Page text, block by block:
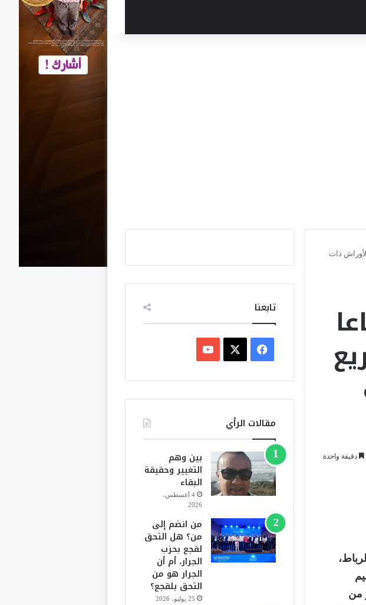
ذات
دقيقة واحدة
عزيز أخنوش، يوم الأربعاء 25 فبراير 2026 بالرباط،
من
تابعنا
س
ب
ك
o
u
b
مقالات الرأي
بين وهم
التغيير وحقيقة
البقاء
4 أغسطس،
2026
من انضم إلى
من؟ هل التحق
لقجع بحزب
الجرار، أم أن
الجرار هو من
التحق بلقجع؟
25 يوليو، 2026